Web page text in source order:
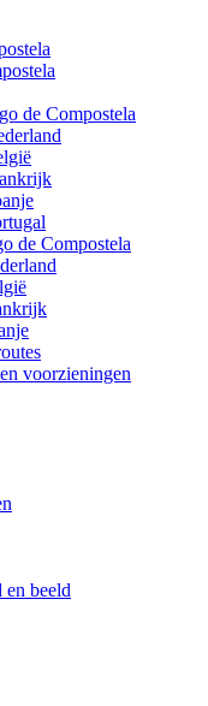
de Compostela
de Compostela
voorzieningen
beeld